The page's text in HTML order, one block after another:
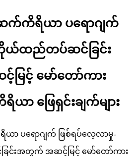
က်ကိရိယာ ပရောဂျက်
ယ်ထည်တပ်ဆင်ခြင်း
ြင့် မော်တော်ကား
ဖြေရှင်းချက်များ
ာ ပရောဂျက် ဖြစ်ရပ်လေ့လာမှု-
းအတွက် အဆင့်မြင့် မော်တော်ကား